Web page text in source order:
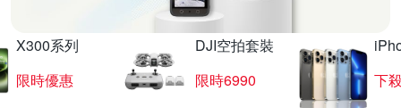
X300系列
限時優惠
DJI空拍套裝
限時6990
下